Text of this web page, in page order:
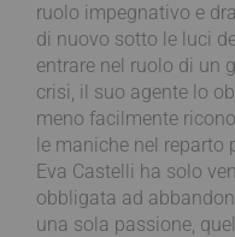
ruolo impegnativo e
di nuovo sotto le luci
entrare nel ruolo di un
crisi, il suo agente lo
meno facilmente
le maniche nel reparto
Eva Castelli ha solo
obbligata ad
una sola passione,